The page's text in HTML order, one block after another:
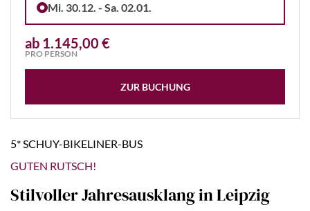
Mi. 30.12. - Sa. 02.01.
ab 1.145,00 €
PRO PERSON
ZUR BUCHUNG
5* SCHUY-BIKELINER-BUS
GUTEN RUTSCH!
Stilvoller Jahresausklang in Leipzig